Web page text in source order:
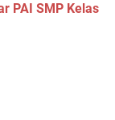
PAI SMP Kelas